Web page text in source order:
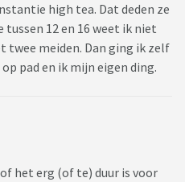
high tea. Dat deden ze
tussen 12 en 16 weet ik niet
twee meiden. Dan ging ik zelf
pad en ik mijn eigen ding.
het erg (of te) duur is voor